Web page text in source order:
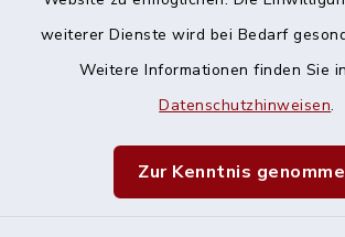
weiterer Dienste wird bei Bedarf
Weitere Informationen finden Sie
Datenschutzhinweisen.
Zur Kenntnis
Barrierefreiheit
Impressum